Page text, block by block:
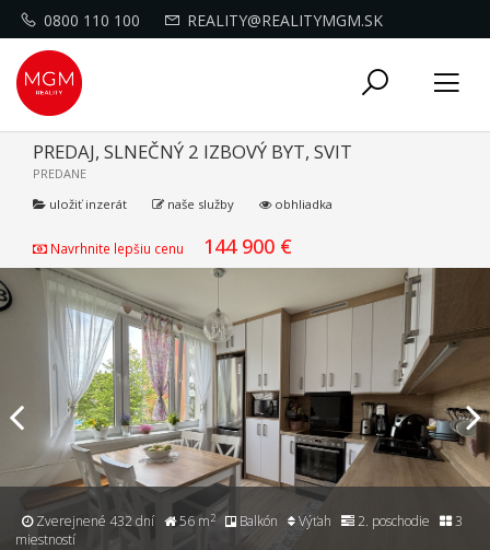
0800 110 100 REALITY@REALITYMGM.SK
Toggle
PREDAJ, SLNEČNÝ 2 IZBOVÝ BYT, SVIT
PREDANE
uložiť inzerát
naše služby obhliadka
Navrhnite lepšiu cenu 144 900 €
Zverejnené 432 dní 56 m2 Balkón Výťah 2. poschodie
3
miestností
Previous